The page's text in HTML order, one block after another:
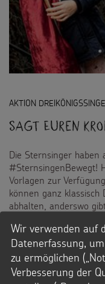
AKTION
Sagt euren
Die Sternsinger haben
#SternsingenBewegt!
Vorlagen zur
können ganz klassisch
abhalten, anderswo
ZU DEN IDEEN UND
Wir verwenden auf
Datenerfassung,
zu ermöglichen
Verbesserung der